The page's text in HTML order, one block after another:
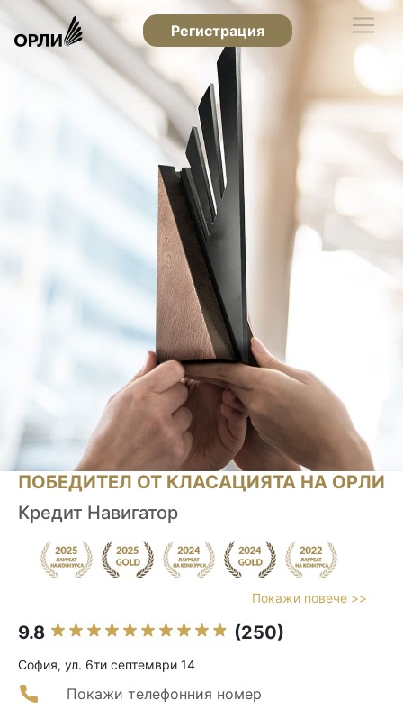
Регистрация
ПОБЕДИТЕЛ ОТ КЛАСАЦИЯТА НА ОРЛИ
Кредит Навигатор
Покажи повече >>
9.8 (250)
София, ул. 6ти септември 14
Покажи телефонния номер